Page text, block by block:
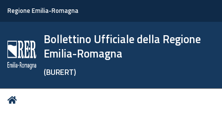
Regione Emilia-Romagna
Bollettino Ufficiale della Regione
Emilia-Romagna
(BURERT)
Tu